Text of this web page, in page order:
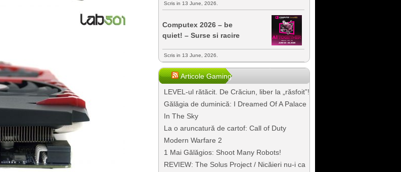
Scris in 13 June, 2026.
Computex 2026 – be
quiet! – Surse si racire
Scris in 13 June, 2026.
Articole Gaming
LEVEL-ul rătăcit. De Crăciun, liber la „răsfoit”!
Gălăgia de duminică: I Dreamed Of A Palace
In The Sky
La o aruncatură de cartof: Call of Duty
Modern Warfare 2
1 Mai Gălăgios: Shoot Many Robots!
REVIEW: The Solus Project / Nicăieri nu-i ca